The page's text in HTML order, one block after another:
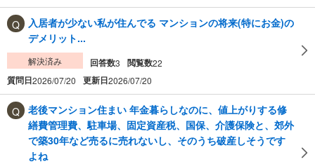
入居者が少ない私が住んでる マンションの将来(特にお金)の
デメリット...
解決済み 回答数3 閲覧数22
質問日2026/07/20 更新日2026/07/20
老後マンション住まい 年金暮らしなのに、値上がりする修
繕費管理費、駐車場、固定資産税、国保、介護保険と、郊外
で築30年など売るに売れないし、そのうち破産しそうです
よね